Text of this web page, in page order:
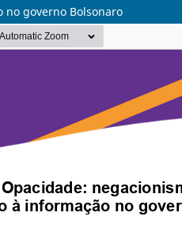
no governo Bolsonaro